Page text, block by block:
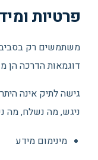
פרטיות
משתמשים רק
דוגמאות הדרכה הן
גישה לתיק אינה
ניגש, מה נשלח, מה
מינימום מידע